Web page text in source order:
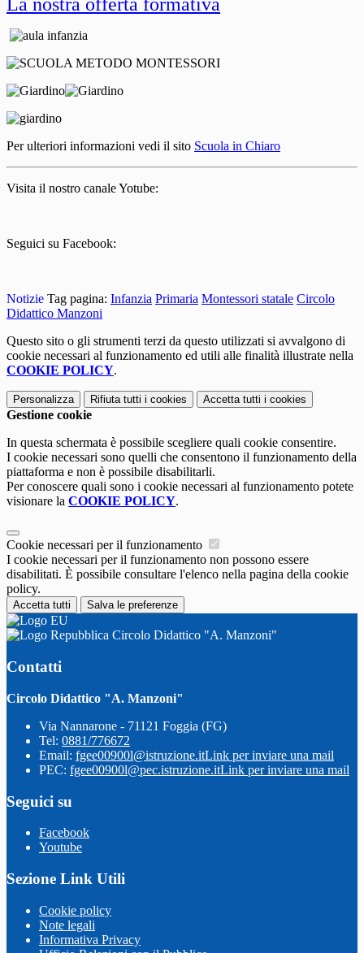
La nostra offerta formativa
Per ulteriori informazioni vedi il sito Scuola in Chiaro
Visita il nostro canale Yotube:
Seguici su Facebook:
Notizie Tag pagina: Infanzia Primaria Montessori statale Circolo
Didattico Manzoni
Questo sito o gli strumenti terzi da questo utilizzati si avvalgono di
cookie necessari al funzionamento ed utili alle finalità illustrate nella
COOKIE POLICY.
Personalizza Rifiuta tutti i cookies Accetta tutti i cookies
Gestione cookie
In questa schermata è possibile scegliere quali cookie consentire.
I cookie necessari sono quelli che consentono il funzionamento della
piattaforma e non è possibile disabilitarli.
Per conoscere quali sono i cookie necessari al funzionamento potete
visionare la COOKIE POLICY.
Cookie necessari per il funzionamento
I cookie necessari per il funzionamento non possono essere
disabilitati. È possibile consultare l'elenco nella pagina della cookie
policy.
Accetta tutti Salva le preferenze
Circolo Didattico "A. Manzoni"
Contatti
Circolo Didattico "A. Manzoni"
Via Nannarone - 71121 Foggia (FG)
Tel: 0881/776672
Email: fgee00900l@istruzione.itLink per inviare una mail
PEC: fgee00900l@pec.istruzione.itLink per inviare una mail
Seguici su
Facebook
Youtube
Sezione Link Utili
Cookie policy
Note legali
Informativa Privacy